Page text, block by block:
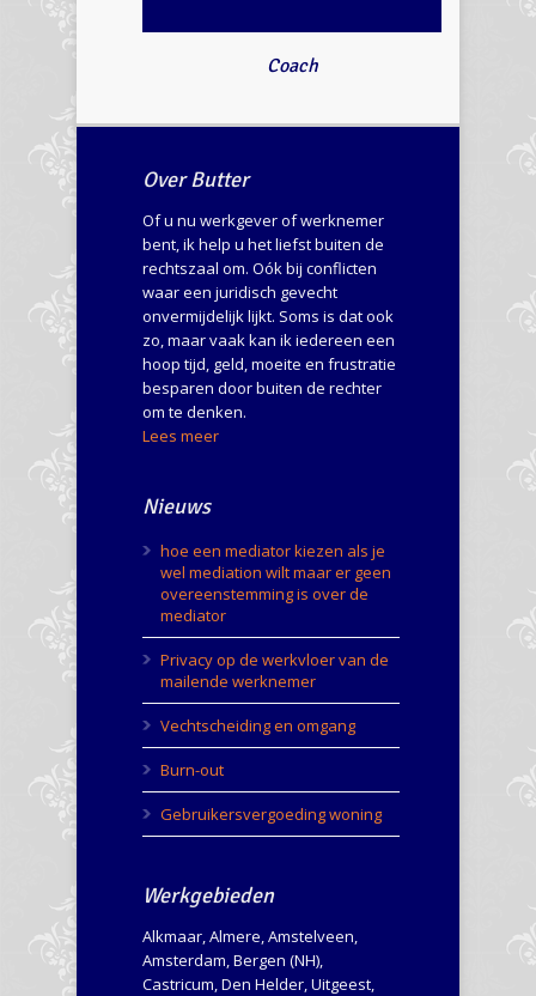
Coach
Over Butter
Of u nu werkgever of werknemer
bent, ik help u het liefst buiten de
rechtszaal om. Oók bij conflicten
waar een juridisch gevecht
onvermijdelijk lijkt. Soms is dat ook
zo, maar vaak kan ik iedereen een
hoop tijd, geld, moeite en frustratie
besparen door buiten de rechter
om te denken.
Lees meer
Nieuws
hoe een mediator kiezen als je
wel mediation wilt maar er geen
overeenstemming is over de
mediator
Privacy op de werkvloer van de
mailende werknemer
Vechtscheiding en omgang
Burn-out
Gebruikersvergoeding woning
Werkgebieden
Alkmaar, Almere, Amstelveen,
Amsterdam, Bergen (NH),
Castricum, Den Helder, Uitgeest,